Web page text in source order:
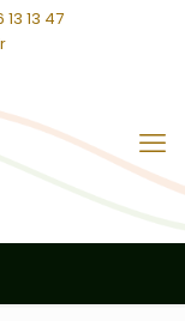
13 47